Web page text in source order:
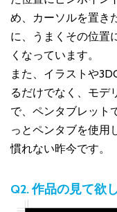
め、カーソルを置き
に、うまくその位置
くなっています。
また、イラストや
るだけでなく、モデ
で、ペンタブレット
っとペンタブを使用
慣れない昨今です。
Q2. 作品の見て欲